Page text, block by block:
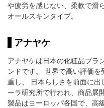
や疲労を感じない、柔軟で滑
オールスキンタイプ。
アナヤケ
アナヤケは日本の化粧品ブラ
ンドです。 世界で高い評価
重し、 日本らしさを前面に
ーラ研究所で行われ、商品展
製品はヨーロッパ各国で、高